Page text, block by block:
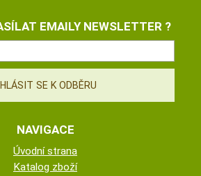
EMAILY NEWSLETTER ?
NAVIGACE
Úvodní strana
Katalog zboží